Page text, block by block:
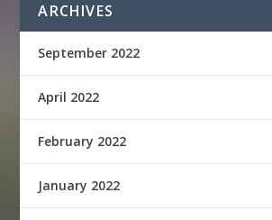
ARCHIVES
September 2022
April 2022
February 2022
January 2022